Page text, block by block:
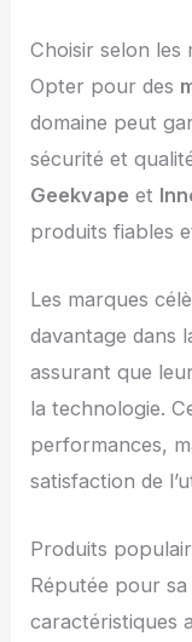
Choisir selon les
Opter pour des
domaine peut
sécurité et
Geekvape et
produits fiables
Les marques
davantage dans
assurant que
la technologie.
performances,
satisfaction de
Produits
Réputée pour
caractéristiques